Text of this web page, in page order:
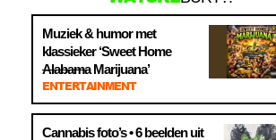
Muziek & humor met
klassieker ‘Sweet Home
AlabamaMarijuana’
ENTERTAINMENT
Cannabis foto’s • 6 beelden uit